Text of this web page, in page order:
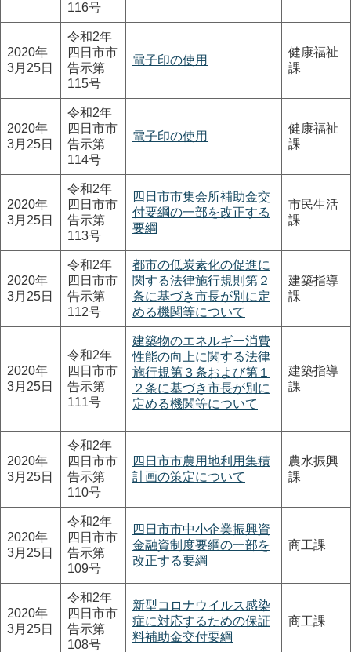
116号
2020年
3月25日
令和2年
四日市市
告示第
115号
電子印の使用
健康福祉
課
2020年
3月25日
令和2年
四日市市
告示第
114号
電子印の使用
健康福祉
課
2020年
3月25日
令和2年
四日市市
告示第
113号
四日市市集会所補助金交
付要綱の一部を改正する
要綱
市民生活
課
2020年
3月25日
令和2年
四日市市
告示第
112号
都市の低炭素化の促進に
関する法律施行規則第２
条に基づき市長が別に定
める機関等について
建築指導
課
2020年
3月25日
令和2年
四日市市
告示第
111号
建築物のエネルギー消費
性能の向上に関する法律
施行規第３条および第１
２条に基づき市長が別に
定める機関等について
建築指導
課
2020年
3月25日
令和2年
四日市市
告示第
110号
四日市市農用地利用集積
計画の策定について
農水振興
課
2020年
3月25日
令和2年
四日市市
告示第
109号
四日市市中小企業振興資
金融資制度要綱の一部を
改正する要綱
商工課
2020年
3月25日
令和2年
四日市市
告示第
108号
新型コロナウイルス感染
症に対応するための保証
料補助金交付要綱
商工課